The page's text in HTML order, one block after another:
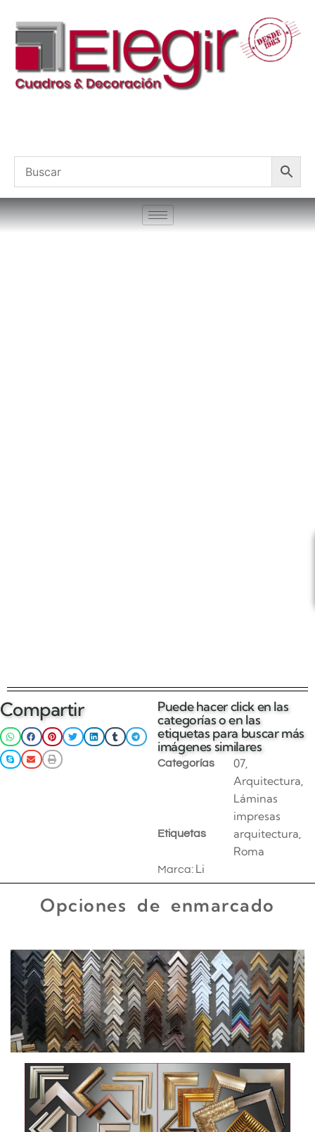
Compartir
Puede hacer click en las
categorías o en las
etiquetas para buscar más
imágenes similares
Categorías 07
Arquitectura
Láminas
impresas
Etiquetas arquitectura
Roma
Marca: Li
Opciones de enmarcado